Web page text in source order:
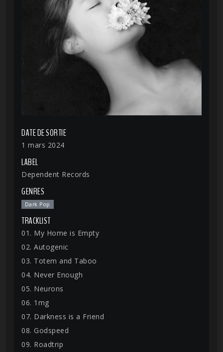
DATE DE SORTIE
1 mars 2024
LABEL
Dependent Records
GENRES
Dark Pop
TRACKLIST
01. My Home is Empty
02. Autogenic
03. Totem and Taboo
04. Never Enough
05. Neurons
06. 1mg
07. Darkness is a Friend
08. Godspeed
09. Roadtrip